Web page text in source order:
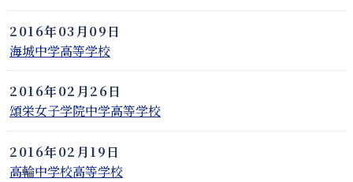
2016年03月09日
海城中学高等学校
2016年02月26日
頌栄女子学院中学高等学校
2016年02月19日
高輪中学校高等学校